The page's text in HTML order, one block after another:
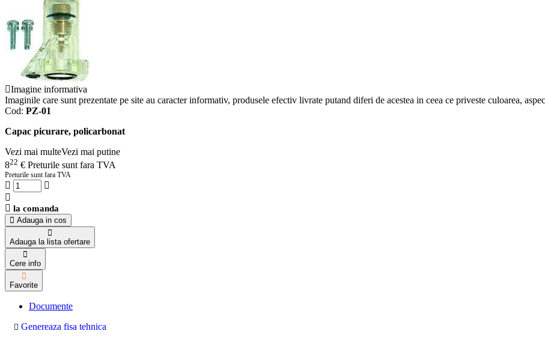
Imagine informativa
Imaginile care sunt prezentate pe site au caracter informativ, produsele efectiv livrate putand diferi de acestea in ceea ce priveste culoarea,
Cod: PZ-01
Capac picurare, policarbonat
Vezi mai multeVezi mai putine
822 € Preturile sunt fara TVA
Preturile sunt fara TVA
la comanda
Adauga in cos
Adauga la lista ofertare
Cere info
Favorite
Documente
Genereaza fisa tehnica